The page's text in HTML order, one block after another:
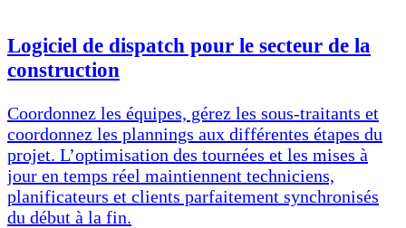
Logiciel de dispatch pour le secteur de la
construction
Coordonnez les équipes, gérez les sous-traitants et
coordonnez les plannings aux différentes étapes du
projet. L’optimisation des tournées et les mises à
jour en temps réel maintiennent techniciens,
planificateurs et clients parfaitement synchronisés
du début à la fin.